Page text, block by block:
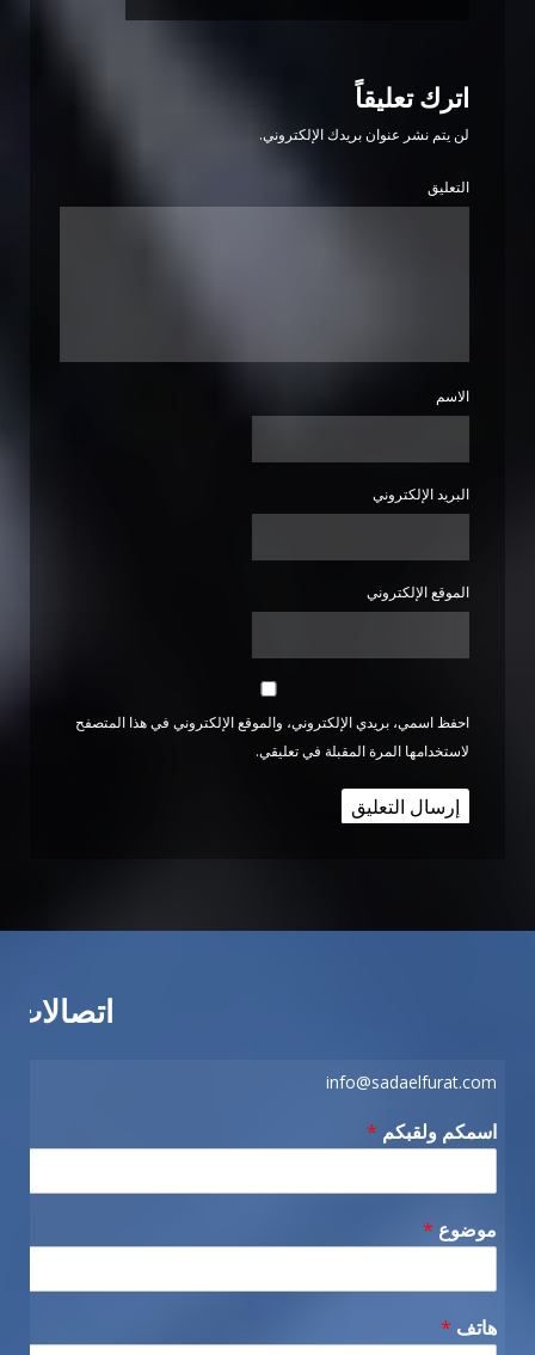
اترك تعليقاً
لن يتم نشر عنوان بريدك الإلكتروني.
التعليق
الاسم
البريد الإلكتروني
الموقع الإلكتروني
احفظ اسمي، بريدي الإلكتروني، والموقع الإلكتروني في هذا المتصفح
لاستخدامها المرة المقبلة في تعليقي.
اتصالات
info@sadaelfurat.com
اسمكم ولقبكم *
موضوع *
هاتف *